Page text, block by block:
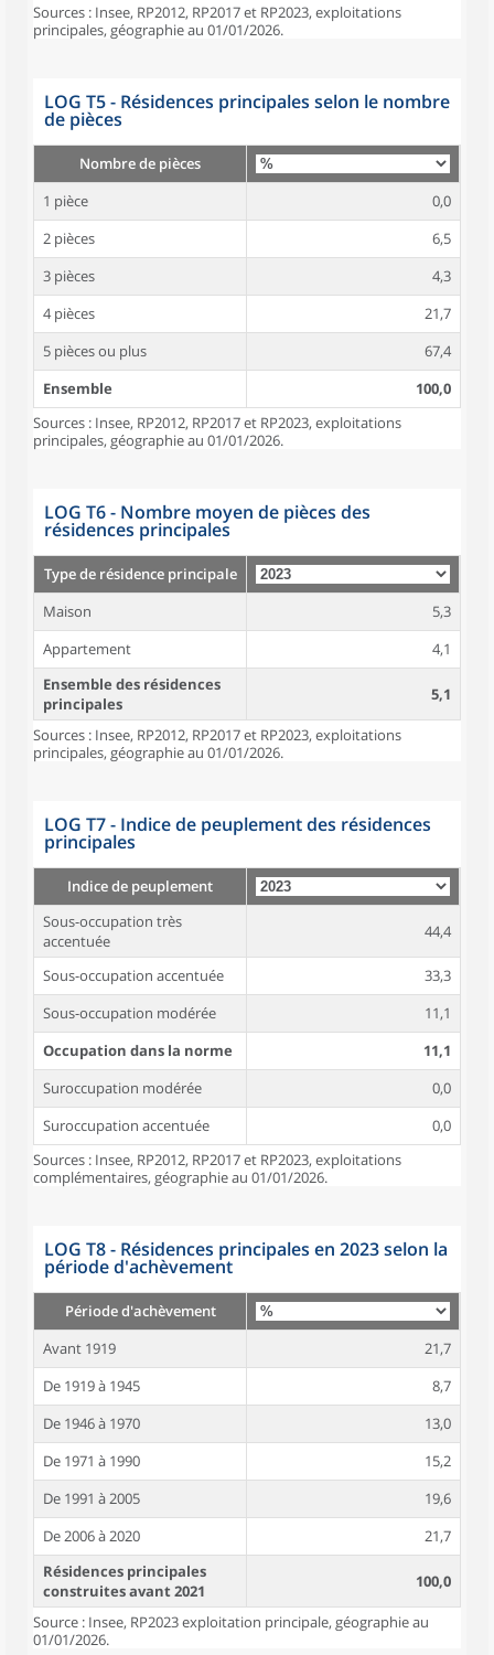
Sources : Insee, RP2012, RP2017 et RP2023, exploitations
principales, géographie au 01/01/2026.
LOG T5 - Résidences principales selon le nombre
de pièces
Nombre de pièces
1 pièce
0,0
2 pièces
6,5
3 pièces
4,3
4 pièces
21,7
5 pièces ou plus
67,4
Ensemble
100,0
Sources : Insee, RP2012, RP2017 et RP2023, exploitations
principales, géographie au 01/01/2026.
LOG T6 - Nombre moyen de pièces des
résidences principales
Type de résidence principale
Maison
5,3
Appartement
4,1
Ensemble des résidences
principales
5,1
Sources : Insee, RP2012, RP2017 et RP2023, exploitations
principales, géographie au 01/01/2026.
LOG T7 - Indice de peuplement des résidences
principales
Indice de peuplement
Sous-occupation très
accentuée
44,4
Sous-occupation accentuée
33,3
Sous-occupation modérée
11,1
Occupation dans la norme
11,1
Suroccupation modérée
0,0
Suroccupation accentuée
0,0
Sources : Insee, RP2012, RP2017 et RP2023, exploitations
complémentaires, géographie au 01/01/2026.
LOG T8 - Résidences principales en 2023 selon la
période d'achèvement
Période d'achèvement
Avant 1919
21,7
De 1919 à 1945
8,7
De 1946 à 1970
13,0
De 1971 à 1990
15,2
De 1991 à 2005
19,6
De 2006 à 2020
21,7
Résidences principales
construites avant 2021
100,0
Source : Insee, RP2023 exploitation principale, géographie au
01/01/2026.